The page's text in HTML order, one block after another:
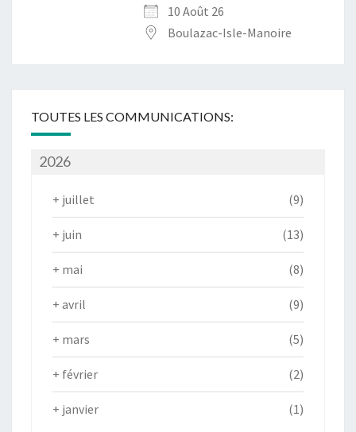
10 Août 26
Boulazac-Isle-Manoire
TOUTES LES COMMUNICATIONS:
2026
+ juillet (9)
+ juin (13)
+ mai (8)
+ avril (9)
+ mars (5)
+ février (2)
+ janvier (1)